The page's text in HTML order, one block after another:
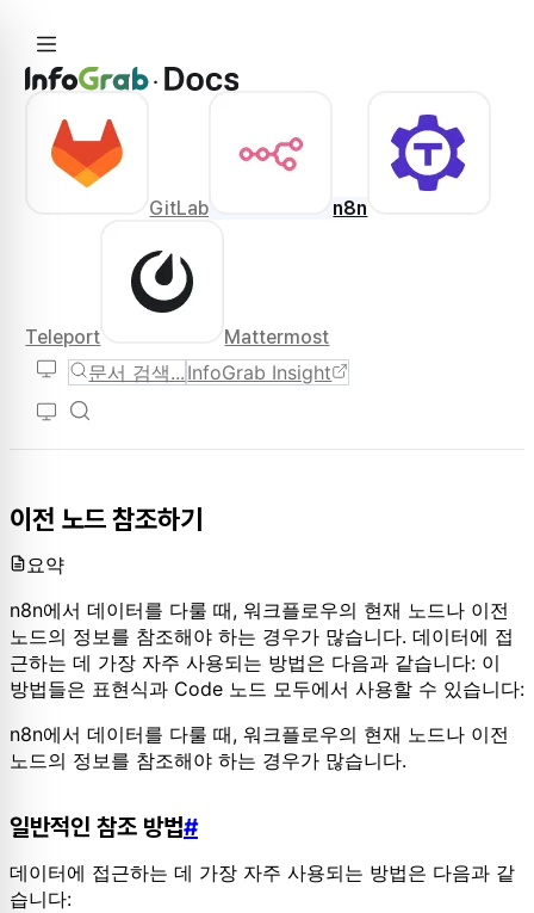
GitLab n8n
Teleport Mattermost
문서 검색... InfoGrab Insight
이전 노드 참조하기
요약
n8n에서 데이터를 다룰 때, 워크플로우의 현재 노드나 이전
노드의 정보를 참조해야 하는 경우가 많습니다. 데이터에 접
근하는 데 가장 자주 사용되는 방법은 다음과 같습니다: 이
방법들은 표현식과 Code 노드 모두에서 사용할 수 있습니다:
n8n에서 데이터를 다룰 때, 워크플로우의 현재 노드나 이전
노드의 정보를 참조해야 하는 경우가 많습니다.
일반적인 참조 방법#
데이터에 접근하는 데 가장 자주 사용되는 방법은 다음과 같
습니다: